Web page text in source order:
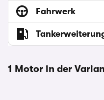
Fahrwerk
1 Motor in der